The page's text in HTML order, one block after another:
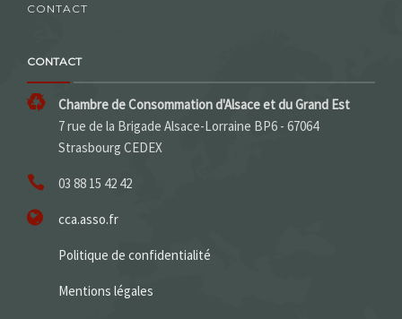
CONTACT
CONTACT
Chambre de Consommation d'Alsace et du Grand Est
7 rue de la Brigade Alsace-Lorraine BP6 - 67064
Strasbourg CEDEX
03 88 15 42 42
cca.asso.fr
Politique de confidentialité
Mentions légales